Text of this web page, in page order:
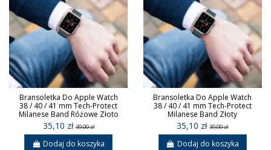
Bransoletka Do Apple Watch
38 / 40 / 41 mm Tech-Protect
Milanese Band Różowe Złoto
35,10 zł39,00 zł
Dodaj do koszyka
Bransoletka Do Apple Watch
38 / 40 / 41 mm Tech-Protect
Milanese Band Złoty
35,10 zł39,00 zł
Dodaj do koszyka